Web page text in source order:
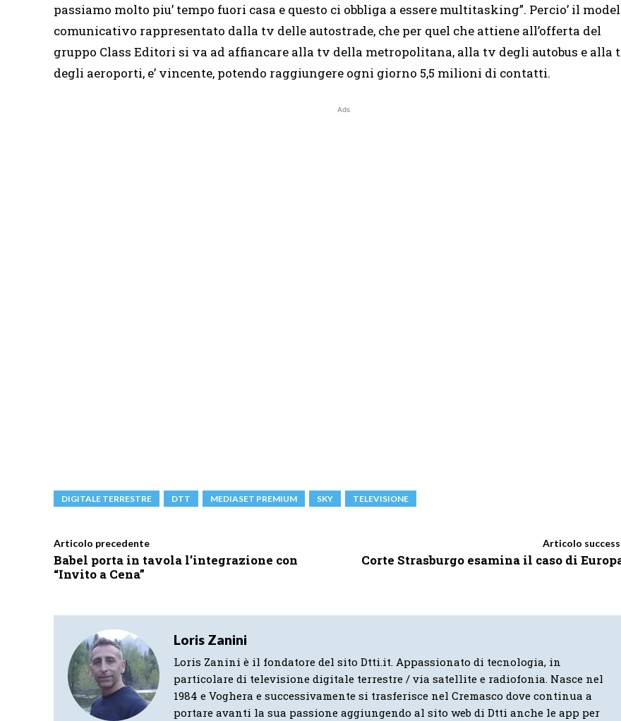
passiamo molto piu’ tempo fuori casa e questo ci obbliga a essere multitasking”. Percio’ il
comunicativo rappresentato dalla tv delle autostrade, che per quel che attiene all’offerta del
gruppo Class Editori si va ad affiancare alla tv della metropolitana, alla tv degli autobus e alla
degli aeroporti, e’ vincente, potendo raggiungere ogni giorno 5,5 milioni di contatti.
Ads
DIGITALE TERRESTRE DTT MEDIASET PREMIUM SKY TELEVISIONE
Articolo precedente
Babel porta in tavola l’integrazione con
“Invito a Cena”
Articolo
Corte Strasburgo esamina il caso di
Loris Zanini
Loris Zanini è il fondatore del sito Dtti.it. Appassionato di tecnologia, in
particolare di televisione digitale terrestre / via satellite e radiofonia. Nasce nel
1984 e Voghera e successivamente si trasferisce nel Cremasco dove continua a
portare avanti la sua passione aggiungendo al sito web di Dtti anche le app per